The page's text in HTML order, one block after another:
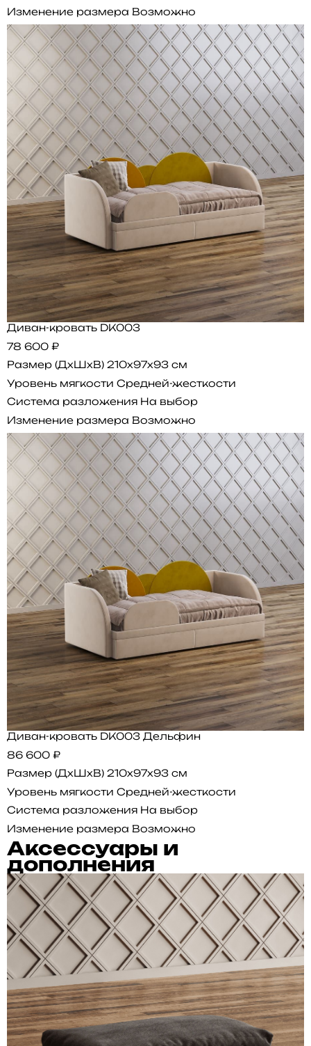
Изменение размера Возможно
Диван-кровать DK003
78 600 ₽
Размер (ДхШхВ) 210x97x93 см
Уровень мягкости Средней-жесткости
Система разложения На выбор
Изменение размера Возможно
Диван-кровать DK003 Дельфин
86 600 ₽
Размер (ДхШхВ) 210x97x93 см
Уровень мягкости Средней-жесткости
Система разложения На выбор
Изменение размера Возможно
Аксессуары и
дополнения